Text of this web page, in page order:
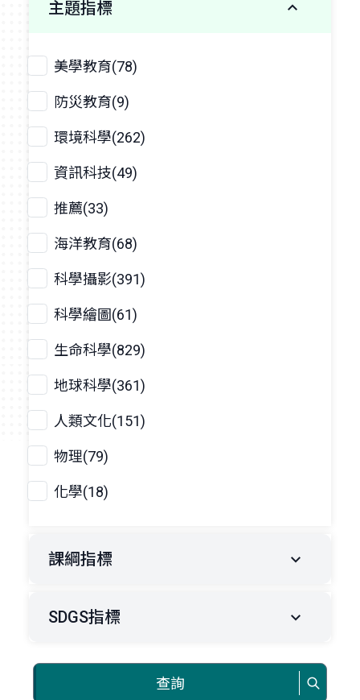
主題指標
美學教育(78)
防災教育(9)
環境科學(262)
資訊科技(49)
推薦(33)
海洋教育(68)
科學攝影(391)
科學繪圖(61)
生命科學(829)
地球科學(361)
人類文化(151)
物理(79)
化學(18)
課綱指標
SDGS指標
查詢